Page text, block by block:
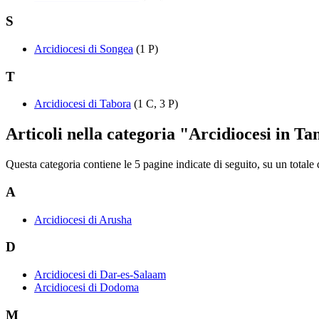
S
Arcidiocesi di Songea (1 P)
T
Arcidiocesi di Tabora (1 C, 3 P)
Articoli nella categoria "Arcidiocesi in
Questa categoria contiene le 5 pagine indicate di seguito, su un totale
A
Arcidiocesi di Arusha
D
Arcidiocesi di Dar-es-Salaam
Arcidiocesi di Dodoma
M